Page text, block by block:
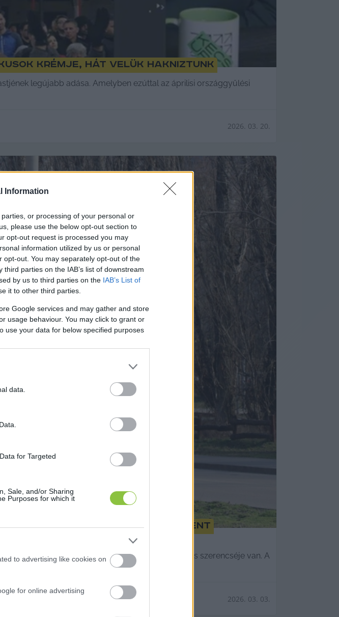
Information
or processing of your personal or
please use the below opt-out section to
opt-out request is processed you may
information utilized by us or personal
out. You may separately opt-out of the
parties on the IAB’s list of downstream
by us to third parties on the IAB’s List of
it to other third parties.
Google services and may gather and store
usage behaviour. You may click to grant or
use your data for below specified purposes
data.
for Targeted
Sale, and/or Sharing
Purposes for which it
to advertising like cookies on
for online advertising
krémje, hát velük hakniztunk
legújabb adása. Amelyben ezúttal az áprilisi országgyűlési
2026. 03. 20.
a Tisza Párt egyelőre másként
csak akkor találkozhat az ember, ha hatalmas szerencséje van. A
2026. 03. 03.